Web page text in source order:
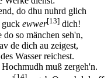
do dhu nuhrd glich
ewwer[13] dich!
do so mänchen seh'n,
de dich au zeigest,
Wasser reichest.
muß zergeh'n.